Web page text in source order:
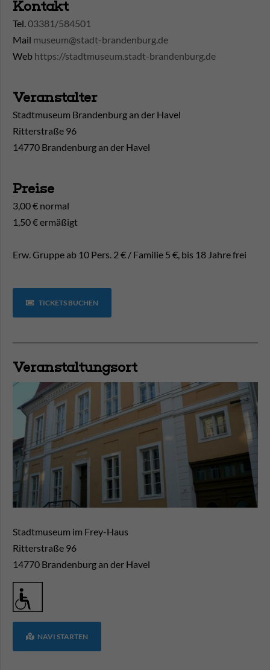
Kontakt
Tel.03381/584501
Mail museum@stadt-brandenburg.de
Web https://stadtmuseum.stadt-brandenburg.de
Veranstalter
Stadtmuseum Brandenburg an der Havel
Ritterstraße 96
14770 Brandenburg an der Havel
Preise
3,00 € normal
1,50 € ermäßigt
Erw. Gruppe ab 10 Pers. 2 € / Familie 5 €, bis 18 Jahre frei
TICKETS BUCHEN
Veranstaltungsort
Stadtmuseum im Frey-Haus
Ritterstraße 96
14770 Brandenburg an der Havel
NAVI STARTEN